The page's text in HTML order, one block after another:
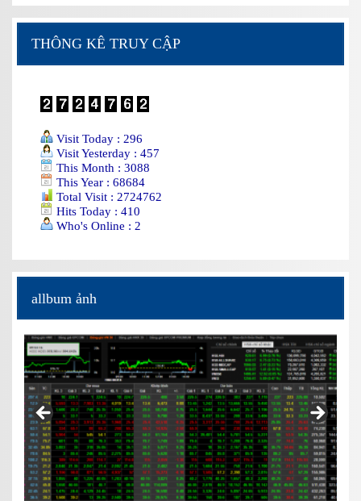
THÔNG KÊ TRUY CẬP
Visit Today : 296
Visit Yesterday : 457
This Month : 3088
This Year : 68684
Total Visit : 2724762
Hits Today : 410
Who's Online : 2
allbum ảnh